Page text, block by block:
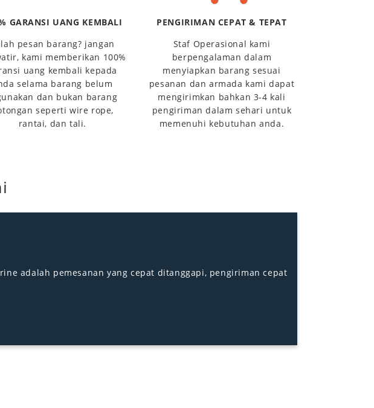
GARANSI UANG KEMBALI
pesan barang? jangan
kami memberikan 100%
uang kembali kepada
selama barang belum
dan bukan barang
seperti wire rope,
rantai, dan tali.
PENGIRIMAN CEPAT & TEPAT
Staf Operasional kami
berpengalaman dalam
menyiapkan barang sesuai
pesanan dan armada kami dapat
mengirimkan bahkan 3-4 kali
pengiriman dalam sehari untuk
memenuhi kebutuhan anda.
secara detail mengenai barang yang kami tanyakan.